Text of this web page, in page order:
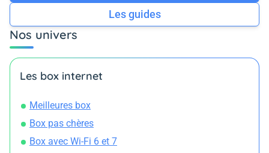
Les guides
Nos univers
Les box internet
Meilleures box
Box pas chères
Box avec Wi-Fi 6 et 7